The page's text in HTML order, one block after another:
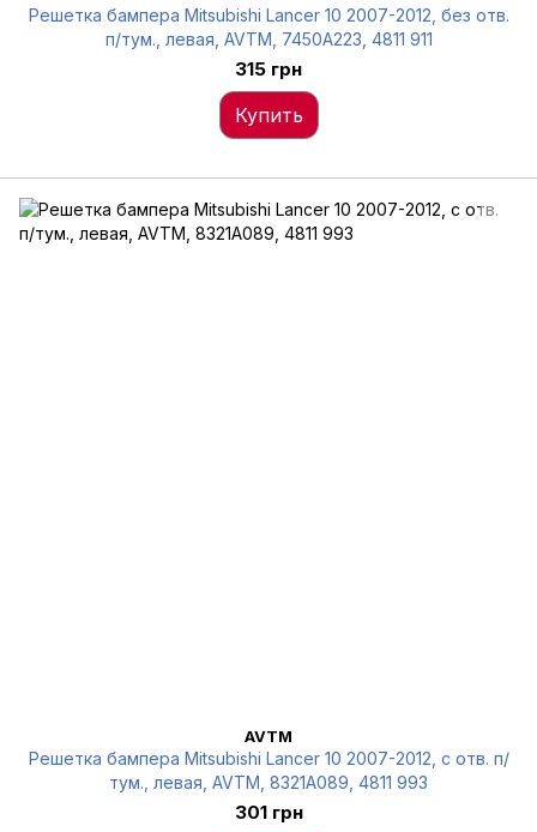
Решетка бампера Mitsubishi Lancer 10 2007-2012, без отв.
п/тум., левая, AVTM, 7450A223, 4811 911
315 грн
Купить
AVTM
Решетка бампера Mitsubishi Lancer 10 2007-2012, с отв. п/
тум., левая, AVTM, 8321A089, 4811 993
301 грн